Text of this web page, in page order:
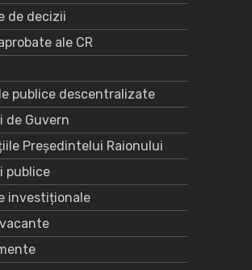
de decizii
ale CR
publice descentralizate
de Guvern
Președintelui Raionului
publice
investiționale